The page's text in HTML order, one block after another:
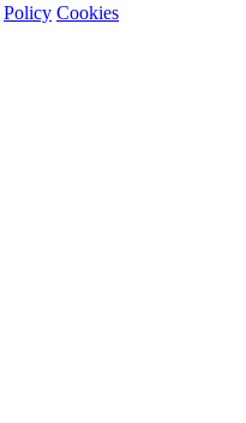
Policy Cookies